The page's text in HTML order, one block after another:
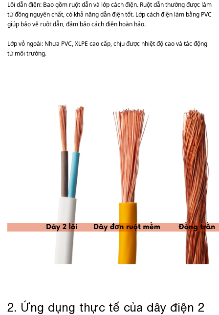
Lõi dẫn điện: Bao gồm ruột dẫn và lớp cách điện. Ruột dẫn thường được làm
từ đồng nguyên chất, có khả năng dẫn điện tốt. Lớp cách điện làm bằng PVC
giúp bảo vệ ruột dẫn, đảm bảo cách điện hoàn hảo.
Lớp vỏ ngoài: Nhựa PVC, XLPE cao cấp, chịu được nhiệt độ cao và tác động
từ môi trường.
2. Ứng dụng thực tế của dây điện 2